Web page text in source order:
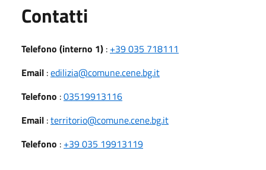
Contatti
Telefono (interno 1) : +39 035 718111
Email :edilizia@comune.cene.bg.it
Telefono :03519913116
Email :territorio@comune.cene.bg.it
Telefono : +39 035 19913119